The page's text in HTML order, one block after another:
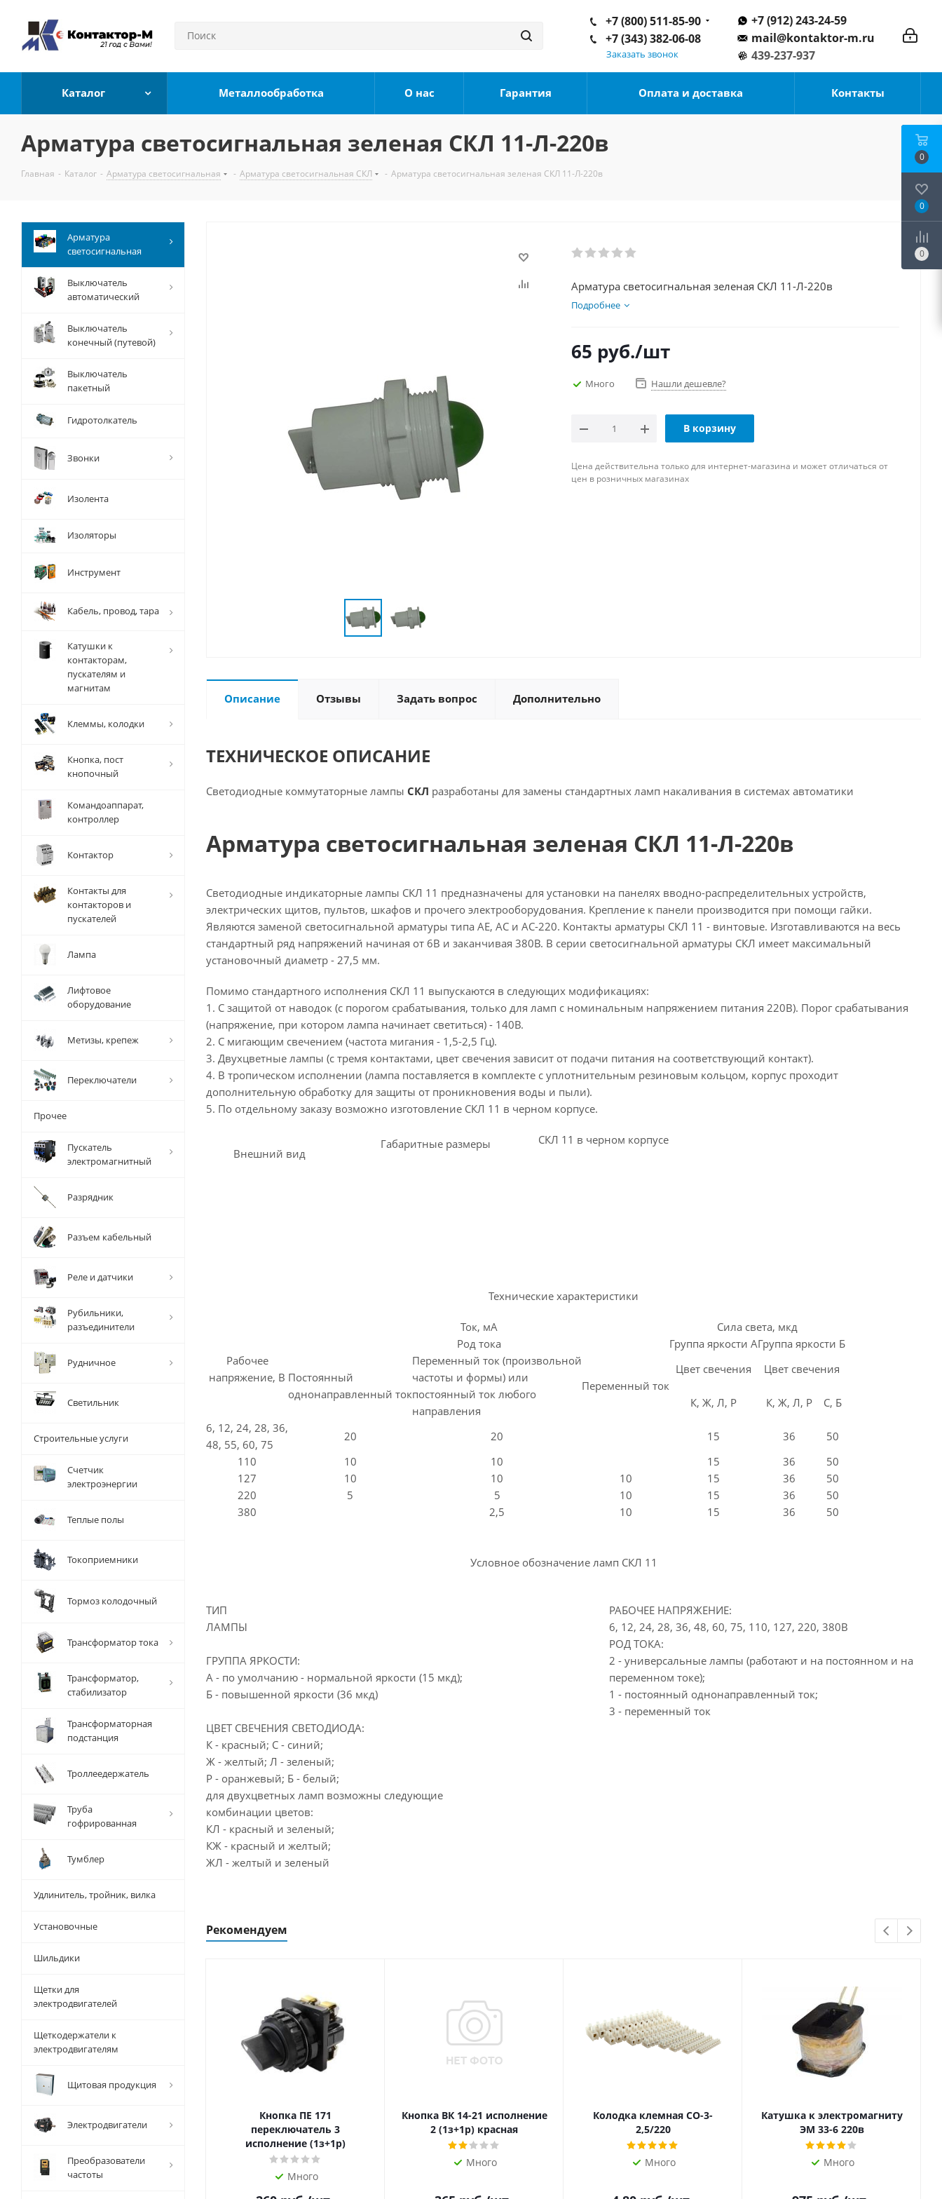
+7 (912) 243-24-59
mail@kontaktor-m.ru
439-237-937
+7 (800) 511-85-90
+7 (343) 382-06-08
Заказать звонок
Каталог Металлообработка О нас Гарантия Оплата и доставка Контакты
Арматура светосигнальная зеленая СКЛ 11-Л-220в
Главная - Каталог - Арматура светосигнальная - Арматура светосигнальная СКЛ - Арматура светосигнальная зеленая СКЛ 11-Л-220в
Арматура светосигнальная зеленая СКЛ 11-Л-220в
Подробнее
65 руб./шт
Много Нашли дешевле?
В корзину
Цена действительна только для интернет-магазина и может отличаться от
цен в розничных магазинах
Описание Отзывы Задать вопрос Дополнительно
ТЕХНИЧЕСКОЕ ОПИСАНИЕ
Светодиодные коммутаторные лампы СКЛ разработаны для замены стандартных ламп накаливания в системах автоматики
Арматура светосигнальная зеленая СКЛ 11-Л-220в
Светодиодные индикаторные лампы СКЛ 11 предназначены для установки на панелях вводно-распределительных устройств,
электрических щитов, пультов, шкафов и прочего электрооборудования. Крепление к панели производится при помощи гайки.
Являются заменой светосигнальной арматуры типа АЕ, АС и АС-220. Контакты арматуры СКЛ 11 - винтовые. Изготавливаются на весь
стандартный ряд напряжений начиная от 6В и заканчивая 380В. В серии светосигнальной арматуры СКЛ имеет максимальный
установочный диаметр - 27,5 мм.
Помимо стандартного исполнения СКЛ 11 выпускаются в следующих модификациях:
1. С защитой от наводок (с порогом срабатывания, только для ламп с номинальным напряжением питания 220В). Порог срабатывания
(напряжение, при котором лампа начинает светиться) - 140В.
2. С мигающим свечением (частота мигания - 1,5-2,5 Гц).
3. Двухцветные лампы (с тремя контактами, цвет свечения зависит от подачи питания на соответствующий контакт).
4. В тропическом исполнении (лампа поставляется в комплекте с уплотнительным резиновым кольцом, корпус проходит
дополнительную обработку для защиты от проникновения воды и пыли).
5. По отдельному заказу возможно изготовление СКЛ 11 в черном корпусе.
Внешний вид
Габаритные размеры СКЛ 11 в черном корпусе
Технические характеристики
Рабочее
напряжение, В
Ток, мА
Сила света, мкд
Род тока
Группа яркости АГруппа яркости Б
Постоянный
однонаправленный ток
Переменный ток (произвольной
частоты и формы) или
постоянный ток любого
направления
Переменный ток
Цвет свечения Цвет свечения
К, Ж, Л, Р К, Ж, Л, Р
С, Б
6, 12, 24, 28, 36,
48, 55, 60, 75
20 20 15 36
50
110
10 10 15 36
50
127
10 10 10 15 36
50
220
5 5 10 15 36
50
380
2,5 10 15 36 50
Условное обозначение ламп СКЛ 11
ТИП
ЛАМПЫ
РАБОЧЕЕ НАПРЯЖЕНИЕ:
6, 12, 24, 28, 36, 48, 60, 75, 110, 127, 220, 380В
ГРУППА ЯРКОСТИ:
А - по умолчанию - нормальной яркости (15 мкд);
Б - повышенной яркости (36 мкд)
РОД ТОКА:
2 - универсальные лампы (работают и на постоянном и на
переменном токе);
1 - постоянный однонаправленный ток;
3 - переменный ток
ЦВЕТ СВЕЧЕНИЯ СВЕТОДИОДА:
К - красный; С - синий;
Ж - желтый; Л - зеленый;
Р - оранжевый; Б - белый;
для двухцветных ламп возможны следующие
комбинации цветов:
КЛ - красный и зеленый;
КЖ - красный и желтый;
ЖЛ - желтый и зеленый
Рекомендуем
Кнопка ПЕ 171
переключатель 3
исполнение (1з+1р)
Много
Кнопка ВК 14-21 исполнение
2 (1з+1р) красная
Много
Колодка клемная СО-3-
2,5/220
Много
Катушка к электромагниту
ЭМ 33-6 220в
Много
Арматура
светосигнальная
Выключатель
автоматический
Выключатель
конечный (путевой)
Выключатель
пакетный
Гидротолкатель
Звонки
Изолента
Изоляторы
Инструмент
Кабель, провод, тара
Катушки к
контакторам,
пускателям и
магнитам
Клеммы, колодки
Кнопка, пост
кнопочный
Командоаппарат,
контроллер
Контактор
Контакты для
контакторов и
пускателей
Лампа
Лифтовое
оборудование
Метизы, крепеж
Переключатели
Прочее
Пускатель
электромагнитный
Разрядник
Разъем кабельный
Реле и датчики
Рубильники,
разъединители
Рудничное
Светильник
Строительные услуги
Счетчик
электроэнергии
Теплые полы
Токоприемники
Тормоз колодочный
Трансформатор тока
Трансформатор,
стабилизатор
Трансформаторная
подстанция
Троллеедержатель
Труба
гофрированная
Тумблер
Удлинитель, тройник, вилка
Установочные
Шильдики
Щетки для
электродвигателей
Щеткодержатели к
электродвигателям
Щитовая продукция
Электродвигатели
Преобразователи
частоты
0
0
0